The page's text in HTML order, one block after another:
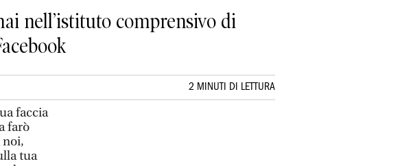
nell’istituto comprensivo di
2 MINUTI DI LETTURA
faccia
farò
noi,
tua